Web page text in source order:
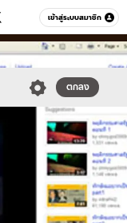
เข้าสู่ระบบสมาชิก
หมวดอื่นๆ
ตกลง